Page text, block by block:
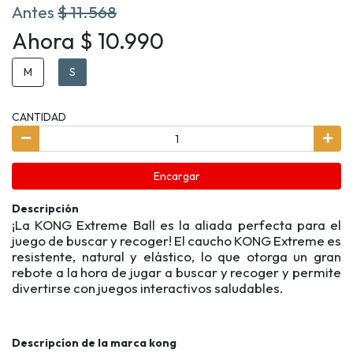
Antes$ 11.568
Ahora $ 10.990
M S
CANTIDAD
Encargar
Descripción
¡La KONG Extreme Ball es la aliada perfecta para el
juego de buscar y recoger! El caucho KONG Extreme es
resistente, natural y elástico, lo que otorga un gran
rebote a la hora de jugar a buscar y recoger y permite
divertirse con juegos interactivos saludables.
Descripcíon de la marca kong